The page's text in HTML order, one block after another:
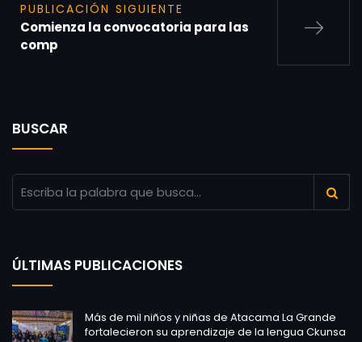
PUBLICACIÓN SIGUIENTE
Comienza la convocatoria para las
comp
BUSCAR
ÚLTIMAS PUBLICACIONES
Más de mil niños y niñas de Atacama La Grande
fortalecieron su aprendizaje de la lengua Ckunsa